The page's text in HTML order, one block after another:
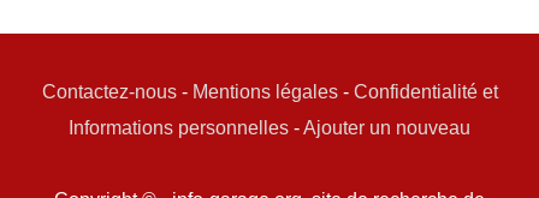
Contactez-nous- Mentions légales- Confidentialité et
Informations personnelles -Ajouter un nouveau